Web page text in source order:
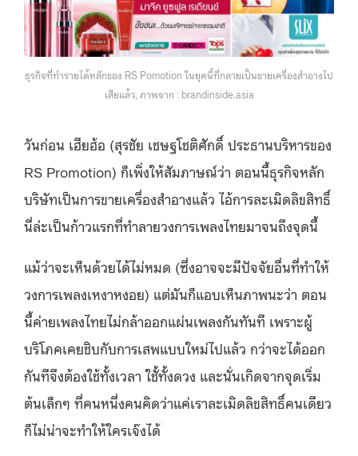
ธุรกิจที่ทำรายได้หลักของ RS Pomotion ในยุคนี้ที่กลายเป็นขายเครื่องสำอางไป
เสียแล้ว, ภาพจาก : brandinside.asia
วันก่อน เฮียฮ้อ (สุรชัย เชษฐโชติศักดิ์ ประธานบริหารของ
RS Promotion) ก็เพิ่งให้สัมภาษณ์ว่า ตอนนี้ธุรกิจหลัก
บริษัทเป็นการขายเครื่องสำอางแล้ว ไอ้การละเมิดลิขสิทธิ์
นี่ล่ะเป็นก้าวแรกที่ทำลายวงการเพลงไทยมาจนถึงจุดนี้
แม้ว่าจะเห็นด้วยได้ไม่หมด (ซึ่งอาจจะมีปัจจัยอื่นที่ทำให้
วงการเพลงเหงาหงอย) แต่มันก็แอบเห็นภาพนะว่า ตอน
นี้ค่ายเพลงไทยไม่กล้าออกแผ่นเพลงกันทันที เพราะผู้
บริโภคเคยชิบกับการเสพแบบใหม่ไปแล้ว กว่าจะได้ออก
กันทีจึงต้องใช้ทั้งเวลา ใชั้ทั้งดวง และนั่นเกิดจากจุดเริ่ม
ต้นเล็กๆ ที่คนหนึ่งคนคิดว่าแค่เราละเมิดลิขสิทธิ์คนเดียว
ก็ไม่น่าจะทำให้ใครเจ๊งได้